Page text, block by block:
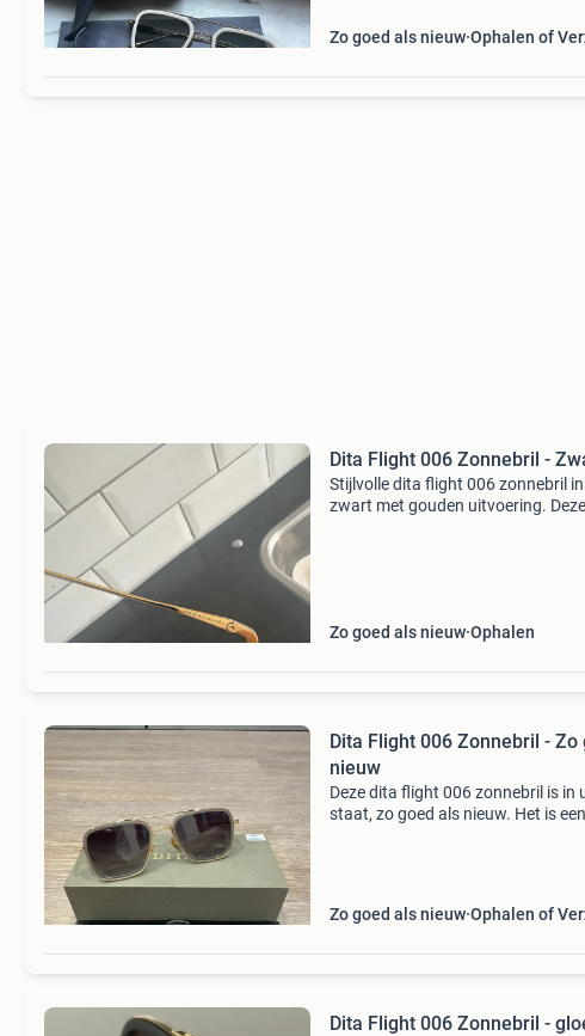
Zo goed als nieuw Ophalen of
Dita Flight 006 Zonnebril -
Stijlvolle dita flight 006 zonnebril
zwart met gouden uitvoering.
Zo goed als nieuw Ophalen
Dita Flight 006 Zonnebril - Zo
nieuw
Deze dita flight 006 zonnebril is in
staat, zo goed als nieuw. Het is
Zo goed als nieuw Ophalen of
Dita Flight 006 Zonnebril -